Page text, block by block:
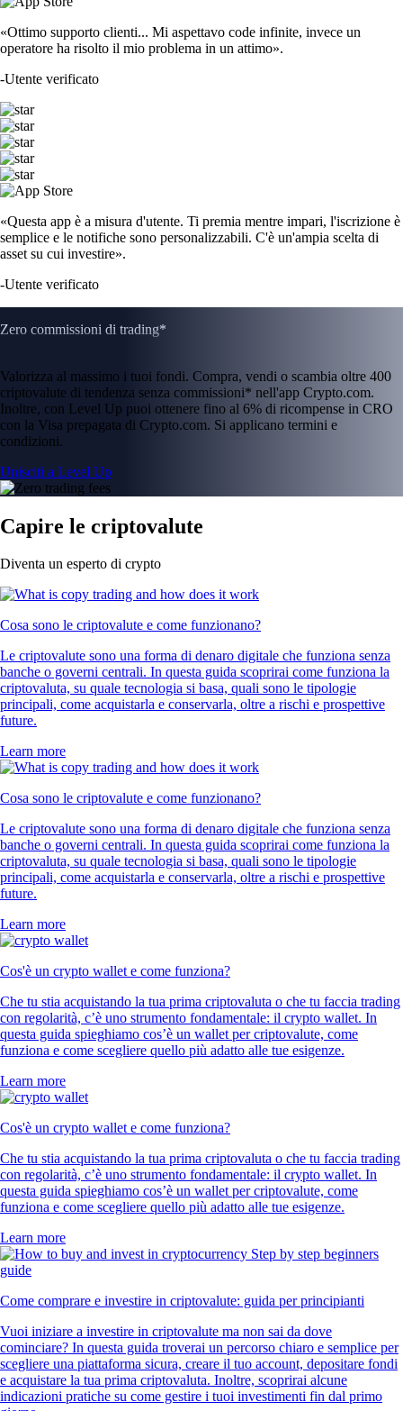
«Ottimo supporto clienti... Mi aspettavo code infinite, invece un
operatore ha risolto il mio problema in un attimo».
-Utente verificato
«Questa app è a misura d'utente. Ti premia mentre impari, l'iscrizione è
semplice e le notifiche sono personalizzabili. C'è un'ampia scelta di
asset su cui investire».
-Utente verificato
Zero commissioni di trading*
Valorizza al massimo i tuoi fondi. Compra, vendi o scambia oltre 400
criptovalute di tendenza senza commissioni* nell'app Crypto.com.
Inoltre, con Level Up puoi ottenere fino al 6% di ricompense in CRO
con la Visa prepagata di Crypto.com. Si applicano termini e
condizioni.
Unisciti a Level Up
Capire le criptovalute
Diventa un esperto di crypto
Cosa sono le criptovalute e come funzionano?
Le criptovalute sono una forma di denaro digitale che funziona senza
banche o governi centrali. In questa guida scoprirai come funziona la
criptovaluta, su quale tecnologia si basa, quali sono le tipologie
principali, come acquistarla e conservarla, oltre a rischi e prospettive
future.
Learn more
Cosa sono le criptovalute e come funzionano?
Le criptovalute sono una forma di denaro digitale che funziona senza
banche o governi centrali. In questa guida scoprirai come funziona la
criptovaluta, su quale tecnologia si basa, quali sono le tipologie
principali, come acquistarla e conservarla, oltre a rischi e prospettive
future.
Learn more
Cos'è un crypto wallet e come funziona?
Che tu stia acquistando la tua prima criptovaluta o che tu faccia trading
con regolarità, c’è uno strumento fondamentale: il crypto wallet. In
questa guida spieghiamo cos’è un wallet per criptovalute, come
funziona e come scegliere quello più adatto alle tue esigenze.
Learn more
Cos'è un crypto wallet e come funziona?
Che tu stia acquistando la tua prima criptovaluta o che tu faccia trading
con regolarità, c’è uno strumento fondamentale: il crypto wallet. In
questa guida spieghiamo cos’è un wallet per criptovalute, come
funziona e come scegliere quello più adatto alle tue esigenze.
Learn more
Come comprare e investire in criptovalute: guida per principianti
Vuoi iniziare a investire in criptovalute ma non sai da dove
cominciare? In questa guida troverai un percorso chiaro e semplice per
scegliere una piattaforma sicura, creare il tuo account, depositare fondi
e acquistare la tua prima criptovaluta. Inoltre, scoprirai alcune
indicazioni pratiche su come gestire i tuoi investimenti fin dal primo